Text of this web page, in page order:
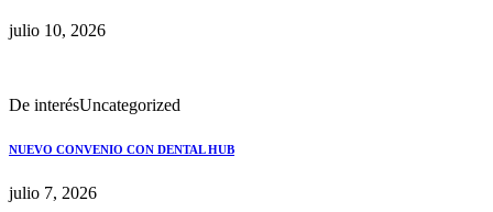
julio 10, 2026
De interésUncategorized
NUEVO CONVENIO CON DENTAL HUB
julio 7, 2026